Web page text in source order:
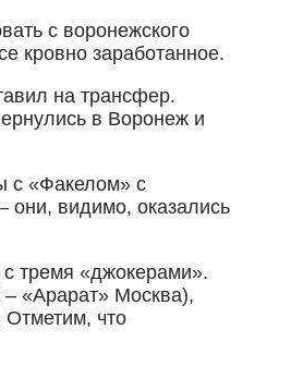
с воронежского
кровно заработанное.
на трансфер.
в Воронеж и
с «Факелом» с
они, видимо, оказались
тремя «джокерами».
«Арарат» Москва),
что